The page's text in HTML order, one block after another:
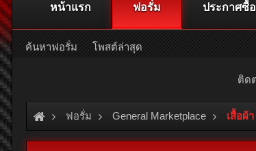
ติด
ฟอรั่ม General Marketplace เสื้อผ้
หน้าแรก ฟอรั่ม
ค้นหาฟอรั่ม โพสต์ล่าสุด
ประกาศซื้